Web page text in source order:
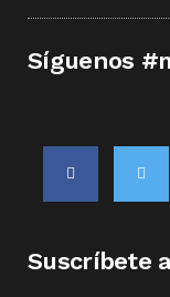
Síguenos
Suscríbete